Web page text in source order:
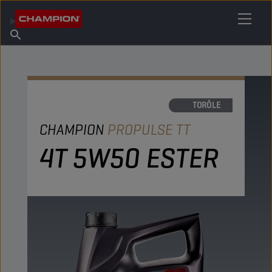
Über Champion
Händler finden
MOTORÖLE
CHAMPION PROPULSE TT
4T 5W50 ESTER